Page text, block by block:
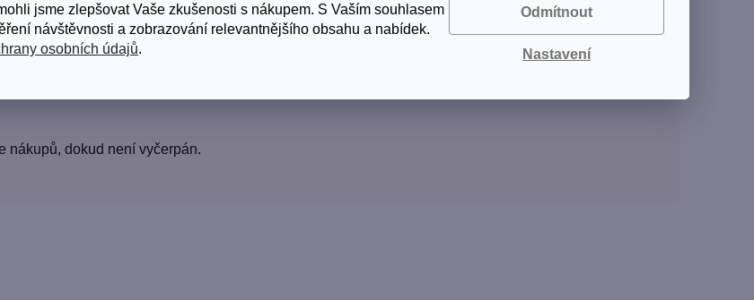
jsme zlepšovat Vaše zkušenosti s nákupem. S Vaším souhlasem
návštěvnosti a zobrazování relevantnějšího obsahu a nabídek.
osobních údajů. Nastavení
Odmítnout
si vybere přesně to, co potřebuje.
nákupů, dokud není vyčerpán.